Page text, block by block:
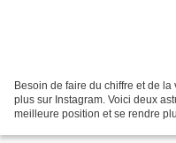
Besoin de faire du chiffre et de
plus sur Instagram. Voici deux
meilleure position et se rendre